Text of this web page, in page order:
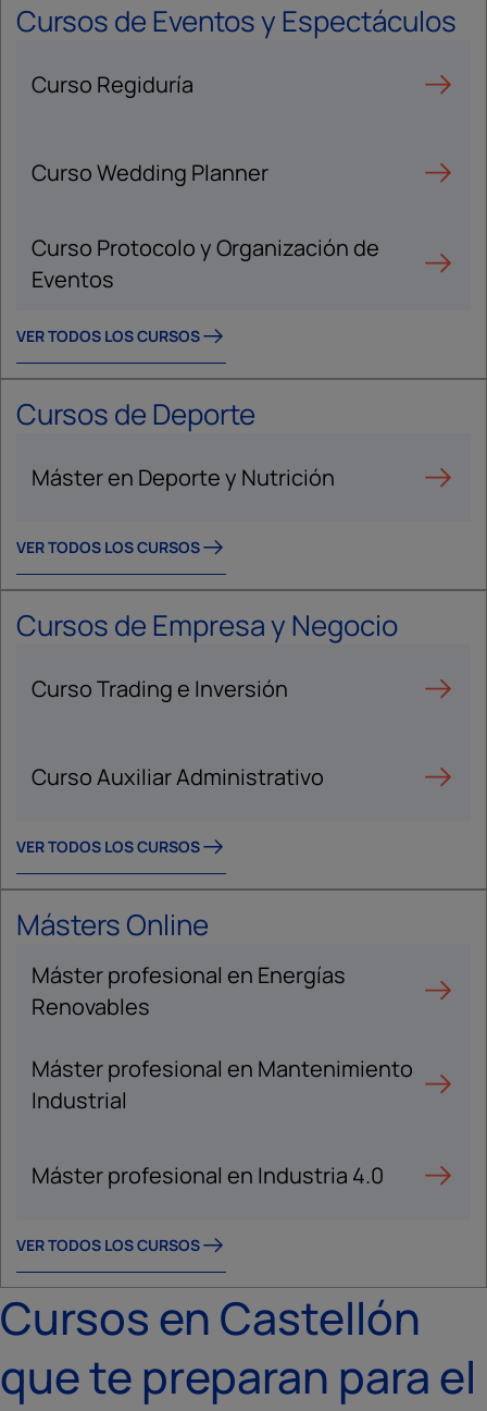
Cursos de Eventos y Espectáculos
Curso Regiduría
Curso Wedding Planner
Curso Protocolo y Organización de
Eventos
VER TODOS LOS CURSOS
Cursos de Deporte
Máster en Deporte y Nutrición
VER TODOS LOS CURSOS
Cursos de Empresa y Negocio
Curso Trading e Inversión
Curso Auxiliar Administrativo
VER TODOS LOS CURSOS
Másters Online
Máster profesional en Energías
Renovables
Máster profesional en Mantenimiento
Industrial
Máster profesional en Industria 4.0
VER TODOS LOS CURSOS
Cursos en Castellón
que te preparan para el